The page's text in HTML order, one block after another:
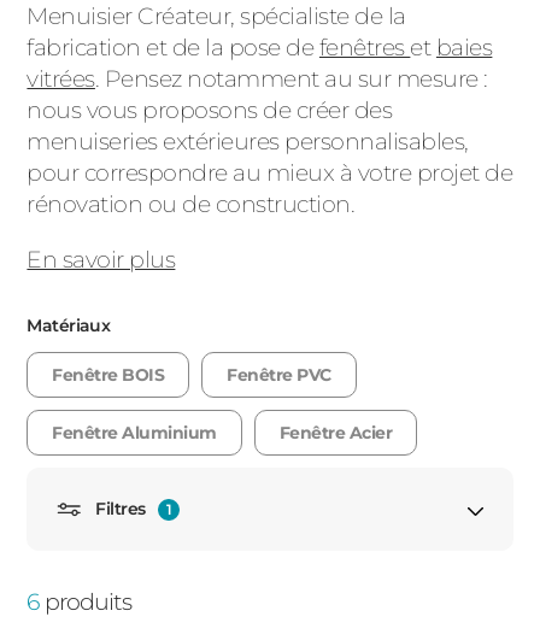
Menuisier Créateur,spécialiste de la
fabrication et de la pose defenêtres et baies
vitrées. Pensez notamment au sur mesure :
nous vous proposons de créer des
menuiseries extérieures personnalisables,
pour correspondre au mieux à votre projet de
rénovation ou de construction.
En savoir plus
Matériaux
Fenêtre BOIS Fenêtre PVC
Fenêtre Aluminium Fenêtre Acier
Filtres 1
Fenêtre oscillo battant 1 vantail
6produits
BOIS
PORTES D’ENTRÉELES INTEMPORELLES
LES LUMINEUSES
VOLETS ROULANTS
PERGOLAS
PORTAILS ET PORTILLONS
CARPORTS
CLÔTURES